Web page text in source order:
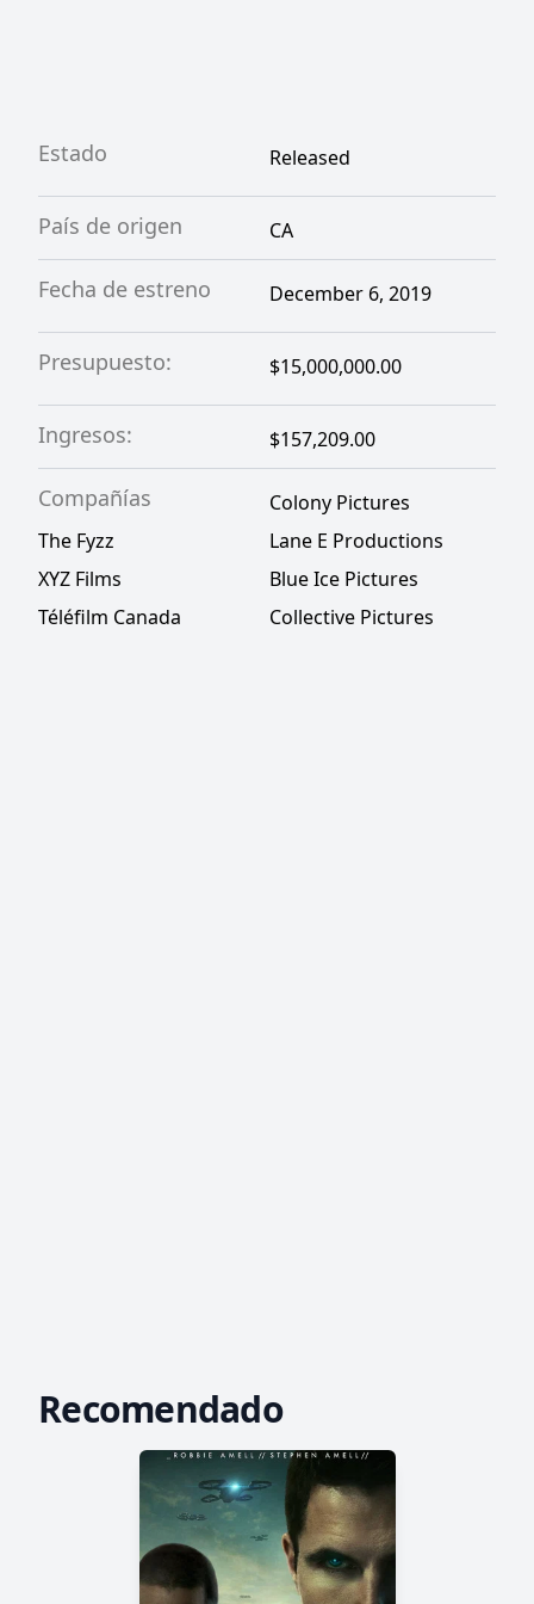
Estado Released
País de origen CA
Fecha de estreno December 6, 2019
Presupuesto: $15,000,000.00
Ingresos: $157,209.00
Compañías
Colony Pictures
The Fyzz
Lane E Productions
XYZ Films
Blue Ice Pictures
Téléfilm Canada
Collective Pictures
Recomendado